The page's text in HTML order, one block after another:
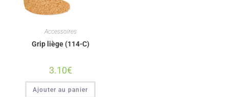
Accessoires
Grip liège (114-C)
3.10€
Ajouter au panier